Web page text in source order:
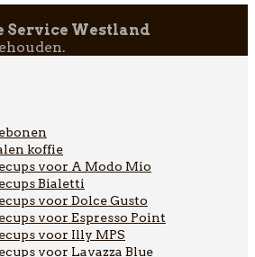
Service Westland
koffie
voor A Modo Mio
Bialetti
voor Dolce Gusto
voor Espresso Point
voor Illy MPS
voor Lavazza Blue